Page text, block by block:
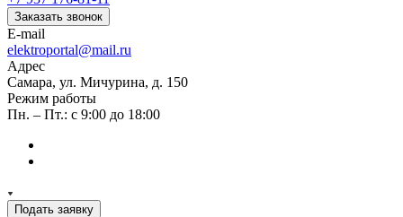
Заказать звонок
E-mail
elektroportal@mail.ru
Адрес
Самара, ул. Мичурина, д. 150
Режим работы
Пн. – Пт.: с 9:00 до 18:00
Подать заявку